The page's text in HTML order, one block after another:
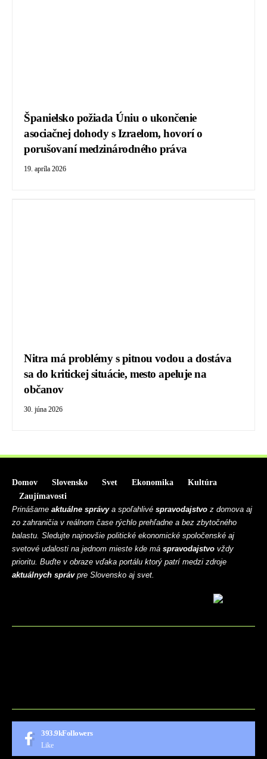
Španielsko požiada Úniu o ukončenie
asociačnej dohody s Izraelom, hovorí o
porušovaní medzinárodného práva
19. apríla 2026
Nitra má problémy s pitnou vodou a dostáva
sa do kritickej situácie, mesto apeluje na
občanov
30. júna 2026
Domov Slovensko Svet Ekonomika
Kultúra
Zaujímavosti
Prinášame aktuálne správya spoľahlivé spravodajstvo z domova aj
zo zahraničia v reálnom čase rýchlo prehľadne a bez zbytočného
balastu. Sledujte najnovšie politické ekonomické spoločenské aj
svetové udalosti na jednom mieste kde má spravodajstvo vždy
prioritu. Buďte v obraze vďaka portálu ktorý patrí medzi zdroje
aktuálnych správpre Slovensko aj svet.
393.9kFollowers
Like